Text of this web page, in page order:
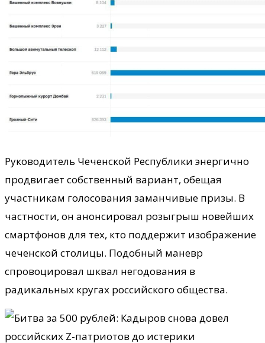
Руководитель Чеченской Республики энергично
продвигает собственный вариант, обещая
участникам голосования заманчивые призы. В
частности, он анонсировал розыгрыш новейших
смартфонов для тех, кто поддержит изображение
чеченской столицы. Подобный маневр
спровоцировал шквал негодования в
радикальных кругах российского общества.